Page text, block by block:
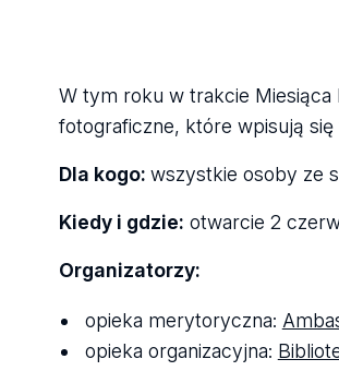
W tym roku w trakcie
fotograficzne, które wpisują
Dla kogo: wszystkie osoby ze
Kiedy i gdzie: otwarcie 2
Organizatorzy:
opieka merytoryczna:
opieka organizacyjna: